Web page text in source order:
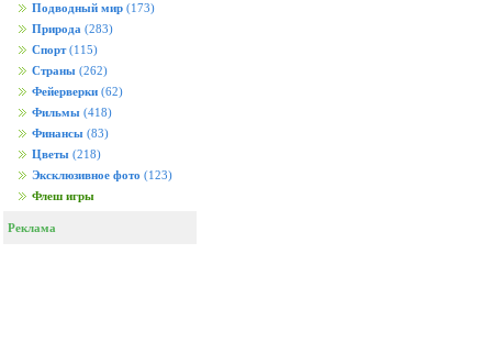
Подводный мир (173)
Природа (283)
Спорт (115)
Страны (262)
Фейерверки (62)
Фильмы (418)
Финансы (83)
Цветы (218)
Эксклюзивное фото (123)
Флеш игры
Реклама